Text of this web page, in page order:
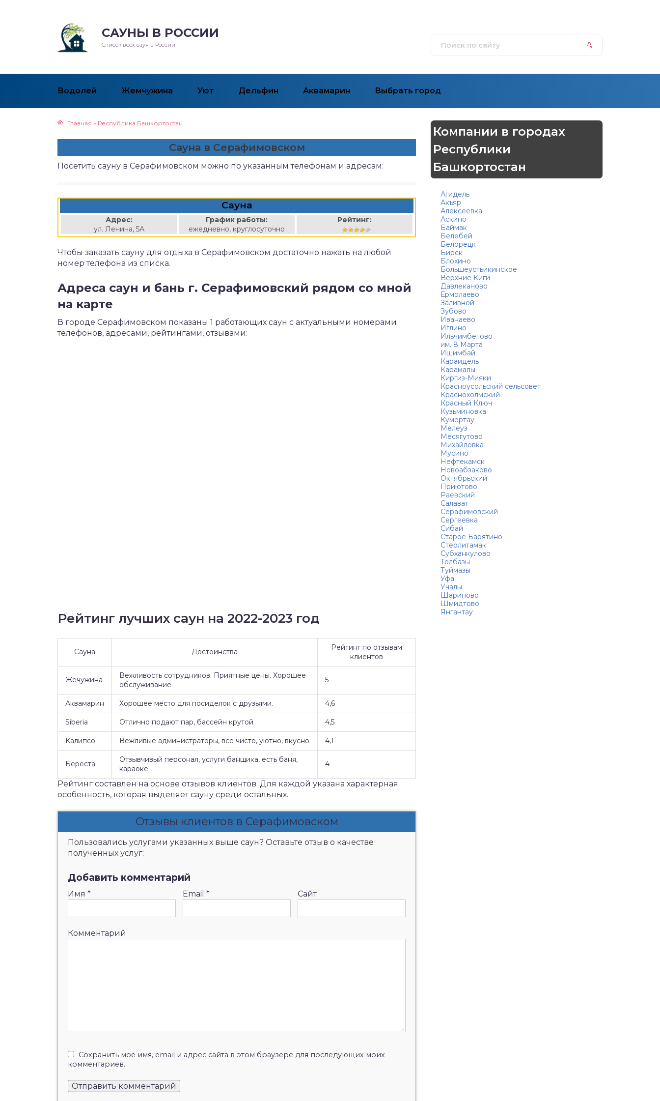
САУНЫ В РОССИИ
Список всех саун в России
Водолей Жемчужина Уют Дельфин Аквамарин Выбрать город
Главная » Республика Башкортостан
Сауна в Серафимовском
Посетить сауну в Серафимовском можно по указанным телефонам и адресам:
Сауна
Адрес:
ул. Ленина, 5А
График работы:
ежедневно, круглосуточно
Рейтинг:
Чтобы заказать сауну для отдыха в Серафимовском достаточно нажать на любой
номер телефона из списка.
Адреса саун и бань г. Серафимовский рядом со мной
на карте
В городе Серафимовском показаны 1 работающих саун с актуальными номерами
телефонов, адресами, рейтингами, отзывами:
Рейтинг лучших саун на 2022-2023 год
Сауна Достоинства
Рейтинг по отзывам
клиентов
Жечужина
Вежливость сотрудников. Приятные цены. Хорошее
обслуживание
5
Аквамарин Хорошее место для посиделок с друзьями. 4,6
Siberia Отлично подают пар, бассейн крутой 4,5
Калипсо Вежливые администраторы, все чисто, уютно, вкусно 4,1
Береста
Отзывчивый персонал, услуги банщика, есть баня,
караоке
4
Рейтинг составлен на основе отзывов клиентов. Для каждой указана характерная
особенность, которая выделяет сауну среди остальных.
Отзывы клиентов в Серафимовском
Пользовались услугами указанных выше саун? Оставьте отзыв о качестве
полученных услуг:
Добавить комментарий
Имя * Email * Сайт
Комментарий
Сохранить моё имя, email и адрес сайта в этом браузере для последующих моих
комментариев.
Компании в городах
Республики
Башкортостан
Агидель
Акъяр
Алексеевка
Аскино
Баймак
Белебей
Белорецк
Бирск
Блохино
Большеустьикинское
Верхние Киги
Давлеканово
Ермолаево
Заливной
Зубово
Иванаево
Иглино
Ильчимбетово
им. 8 Марта
Ишимбай
Караидель
Карамалы
Киргиз-Мияки
Красноусольский сельсовет
Краснохолмский
Красный Ключ
Кузьминовка
Кумертау
Мелеуз
Месягутово
Михайловка
Мусино
Нефтекамск
Новоабзаково
Октябрьский
Приютово
Раевский
Салават
Серафимовский
Сергеевка
Сибай
Старое Барятино
Стерлитамак
Субханкулово
Толбазы
Туймазы
Уфа
Учалы
Шарипово
Шмидтово
Янгантау